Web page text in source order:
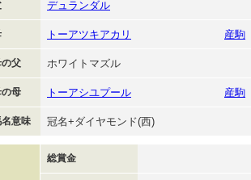
デュランダル
トーアツキアカリ 産駒
父 ホワイトマズル
母 トーアシユプール 産駒
意味 冠名+ダイヤモンド(西)
総賞金